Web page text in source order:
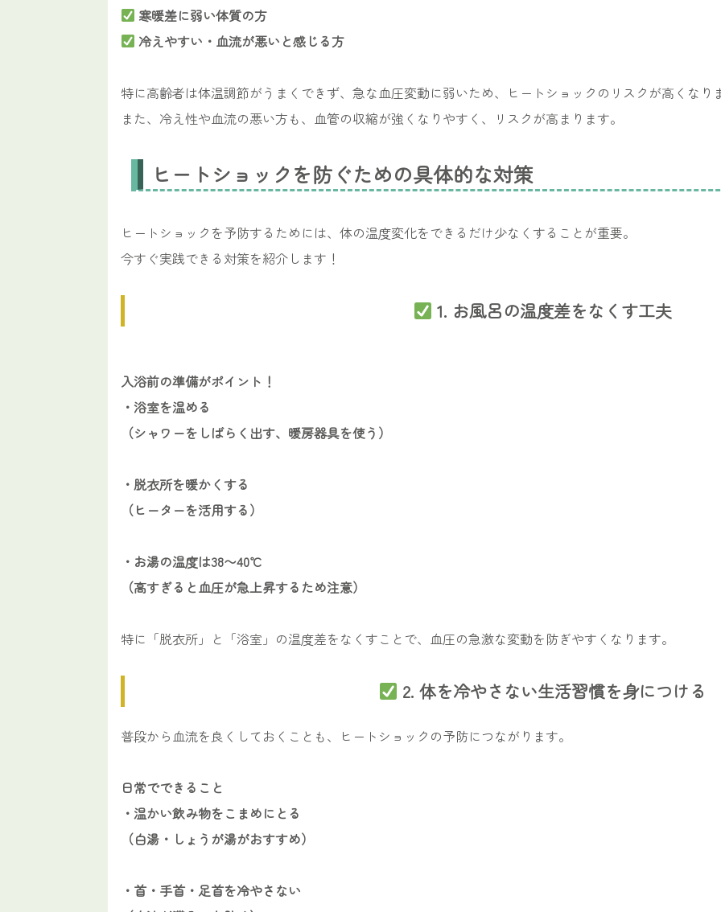
寒暖差に弱い体質の方
冷えやすい・血流が悪いと感じる方
特に高齢者は体温調節がうまくできず、急な血圧変動に弱いため、ヒートショックのリスクが高くなり
また、冷え性や血流の悪い方も、血管の収縮が強くなりやすく、リスクが高まります。
ヒートショックを防ぐための具体的な対策
ヒートショックを予防するためには、体の温度変化をできるだけ少なくすることが重要。
今すぐ実践できる対策を紹介します！
1. お風呂の温度差をなくす工夫
入浴前の準備がポイント！
・浴室を温める
（シャワーをしばらく出す、暖房器具を使う）
・脱衣所を暖かくする
（ヒーターを活用する）
・お湯の温度は38〜40℃
（高すぎると血圧が急上昇するため注意）
特に「脱衣所」と「浴室」の温度差をなくすことで、血圧の急激な変動を防ぎやすくなります。
2. 体を冷やさない生活習慣を身につける
普段から血流を良くしておくことも、ヒートショックの予防につながります。
日常でできること
・温かい飲み物をこまめにとる
（白湯・しょうが湯がおすすめ）
・首・手首・足首を冷やさない